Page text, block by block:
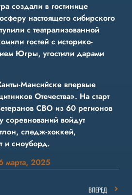
создали в гостинице
настоящего сибирского
с театрализованной
гостей с историко-
Югры, угостили дарами
Мансийске впервые
Отечества». На старт
СВО из 60 регионов
соревнований войдут
следж-хоккей,
и сноуборд.
марта, 2025
ВПЕРЕД